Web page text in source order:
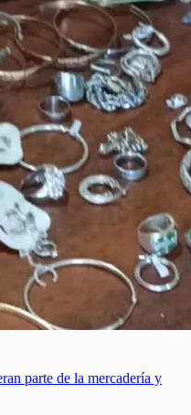
parte de la mercadería y